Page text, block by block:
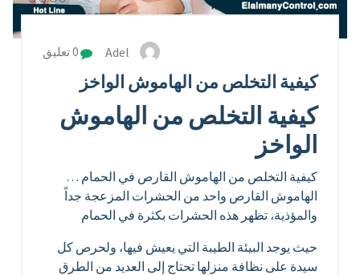
Adel
كيفية التخلص من الهاموش الواخز
كيفية التخلص من الهاموش
الواخز
كيفية التخلص من الهاموش القارص في الحمام …
الهاموش القارص واحد من الحشرات المزعجة جداً
والمؤذية، تظهر هذه الحشرات بكثرة في الحمام
حيث يوجد البيئة الطيبة التي يعيش فيها، ولحرص كل
سيدة على نظافة منزلها تحتاج إلى العديد من الطرق